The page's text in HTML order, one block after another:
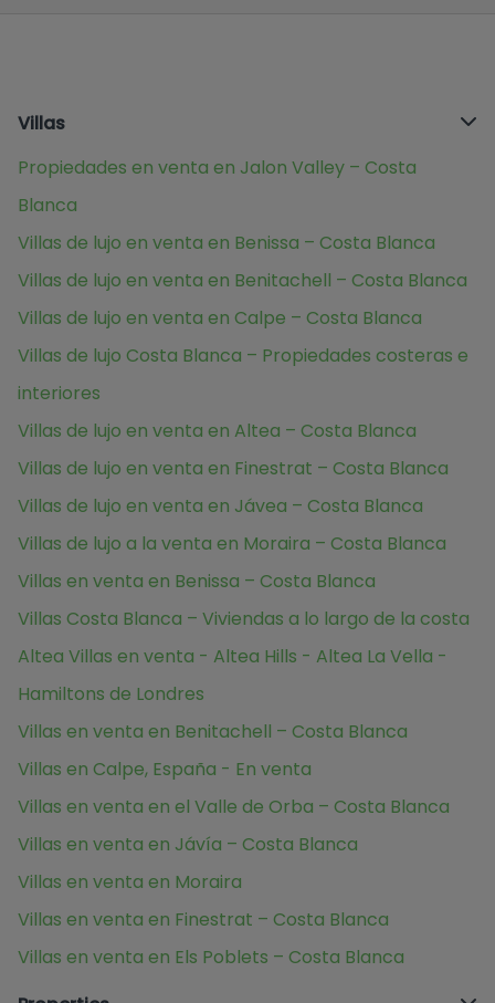
Villas
Propiedades en venta en Jalon Valley – Costa
Blanca
Villas de lujo en venta en Benissa – Costa Blanca
Villas de lujo en venta en Benitachell – Costa Blanca
Villas de lujo en venta en Calpe – Costa Blanca
Villas de lujo Costa Blanca – Propiedades costeras e
interiores
Villas de lujo en venta en Altea – Costa Blanca
Villas de lujo en venta en Finestrat – Costa Blanca
Villas de lujo en venta en Jávea – Costa Blanca
Villas de lujo a la venta en Moraira – Costa Blanca
Villas en venta en Benissa – Costa Blanca
Villas Costa Blanca – Viviendas a lo largo de la costa
Altea Villas en venta - Altea Hills - Altea La Vella -
Hamiltons de Londres
Villas en venta en Benitachell – Costa Blanca
Villas en Calpe, España - En venta
Villas en venta en el Valle de Orba – Costa Blanca
Villas en venta en Jávía – Costa Blanca
Villas en venta en Moraira
Villas en venta en Finestrat – Costa Blanca
Villas en venta en Els Poblets – Costa Blanca